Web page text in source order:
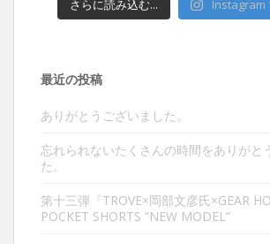
さらに読み込む... Instagram
最近の投稿
ありがとうございました。
忘れられないたくさんの時間をありがと
た。
第十三弾『TROVE×岡部文彦氏×GEAR
POCKET SHORTS “NEW MODEL”